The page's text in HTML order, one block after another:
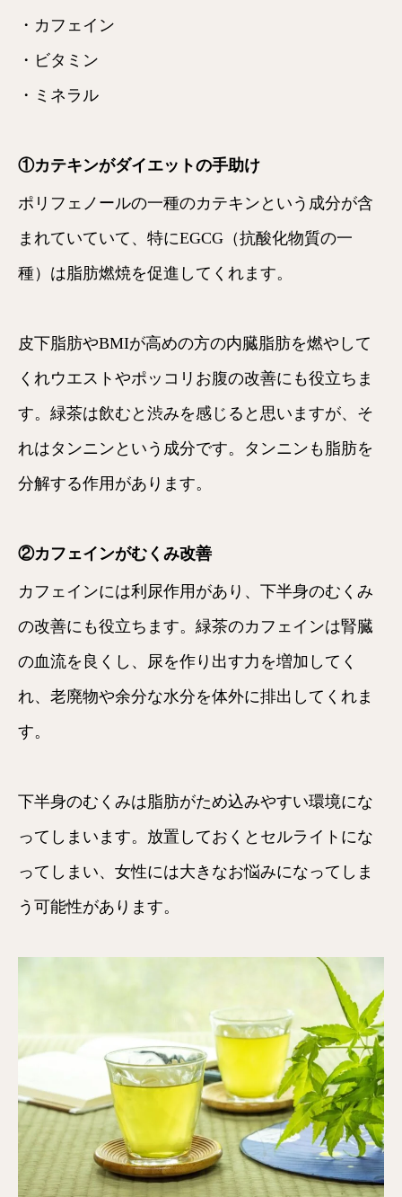
・カフェイン
・ビタミン
・ミネラル
①カテキンがダイエットの手助け
ポリフェノールの一種のカテキンという成分が含
まれていていて、特にEGCG（抗酸化物質の一
種）は脂肪燃焼を促進してくれます。
皮下脂肪やBMIが高めの方の内臓脂肪を燃やして
くれウエストやポッコリお腹の改善にも役立ちま
す。緑茶は飲むと渋みを感じると思いますが、そ
れはタンニンという成分です。タンニンも脂肪を
分解する作用があります。
②カフェインがむくみ改善
カフェインには利尿作用があり、下半身のむくみ
の改善にも役立ちます。緑茶のカフェインは腎臓
の血流を良くし、尿を作り出す力を増加してく
れ、老廃物や余分な水分を体外に排出してくれま
す。
下半身のむくみは脂肪がため込みやすい環境にな
ってしまいます。放置しておくとセルライトにな
ってしまい、女性には大きなお悩みになってしま
う可能性があります。